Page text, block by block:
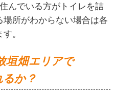
んでいる方がトイレを詰
場所がわからない場合は各
。
垣畑エリアで
るか？